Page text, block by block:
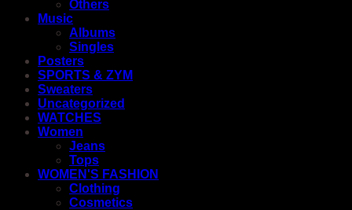
Others
Music
Albums
Singles
Posters
SPORTS & ZYM
Sweaters
Uncategorized
WATCHES
Women
Jeans
Tops
WOMEN'S FASHION
Clothing
Cosmetics